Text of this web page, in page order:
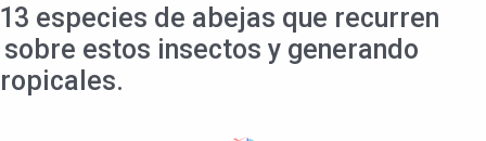
especies de abejas que recurren
estos insectos y generando